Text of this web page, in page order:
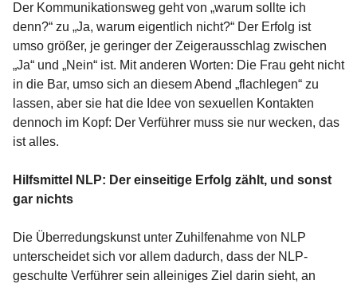
Der Kommunikationsweg geht von „warum sollte ich
denn?“ zu „Ja, warum eigentlich nicht?“ Der Erfolg ist
umso größer, je geringer der Zeigerausschlag zwischen
„Ja“ und „Nein“ ist. Mit anderen Worten: Die Frau geht nicht
in die Bar, umso sich an diesem Abend „flachlegen“ zu
lassen, aber sie hat die Idee von sexuellen Kontakten
dennoch im Kopf: Der Verführer muss sie nur wecken, das
ist alles.
Hilfsmittel NLP: Der einseitige Erfolg zählt, und sonst
gar nichts
Die Überredungskunst unter Zuhilfenahme von NLP
unterscheidet sich vor allem dadurch, dass der NLP-
geschulte Verführer sein alleiniges Ziel darin sieht, an